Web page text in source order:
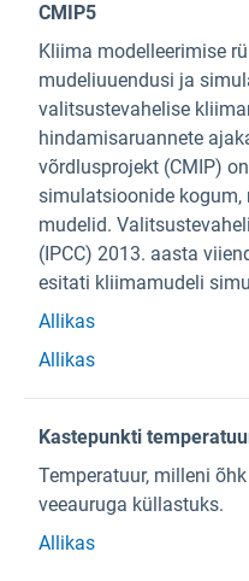
CMIP5
Kliima modelleerimise
mudeliuuendusi ja
valitsustevahelise
hindamisaruannete
võrdlusprojekt (CMIP)
simulatsioonide kogum,
mudelid.
(IPCC) 2013. aasta
esitati kliimamudeli
Allikas
Allikas
Kastepunkti
Temperatuur, milleni
veeauruga küllastuks.
Allikas